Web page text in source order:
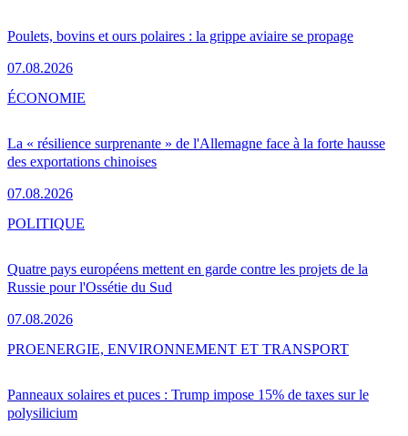
Poulets, bovins et ours polaires : la grippe aviaire se propage
07.08.2026
La « résilience surprenante » de l'Allemagne face à la forte hausse
des exportations chinoises
07.08.2026
ÉCONOMIE
Quatre pays européens mettent en garde contre les projets de la
Russie pour l'Ossétie du Sud
07.08.2026
POLITIQUE
Panneaux solaires et puces : Trump impose 15% de taxes sur le
polysilicium
PROENERGIE, ENVIRONNEMENT ET TRANSPORT